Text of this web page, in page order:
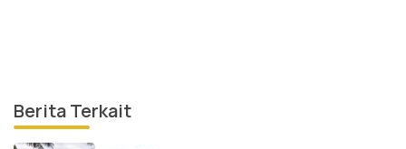
Berita Terkait